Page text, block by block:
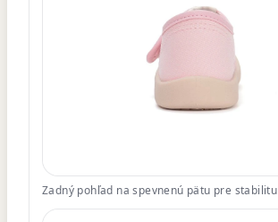
Zadný pohľad na spevnenú pätu pre stabilitu